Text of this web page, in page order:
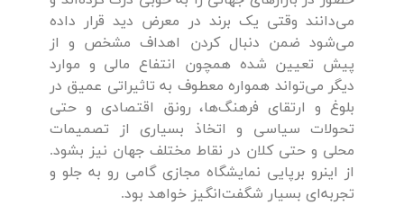
می‌دانند وقتی یک برند در معرض دید قرار داده
می‌شود ضمن دنبال کردن اهداف مشخص و از
پیش تعیین شده همچون انتفاع مالی و موارد
دیگر می‌تواند همواره معطوف به تاثیراتی عمیق در
بلوغ و ارتقای فرهنگ‌ها، رونق اقتصادی و حتی
تحولات سیاسی و اتخاذ بسیاری از تصمیمات
محلی و حتی کلان در نقاط مختلف جهان نیز بشود.
از اینرو برپایی نمایشگاه مجازی گامی رو ‌به‌ جلو و
تجربه‌ای بسیار شگفت‌انگیز خواهد بود.